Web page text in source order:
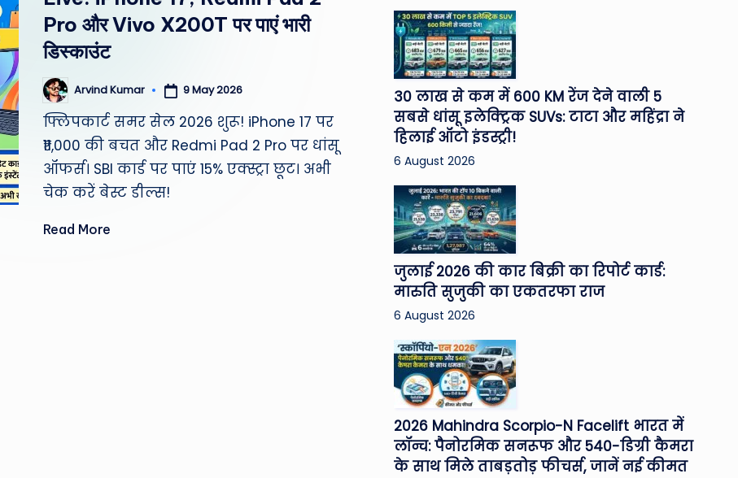
st
e
a
th
Pro और Vivo X200T पर पाएं भारी
डिस्काउंट
Posted
by
Arvind Kumar 9 May 2026
फ्लिपकार्ट समर सेल 2026 शुरू! iPhone 17 पर
₹11,000 की बचत और Redmi Pad 2 Pro पर धांसू
ऑफर्स। SBI कार्ड पर पाएं 15% एक्स्ट्रा छूट। अभी
चेक करें बेस्ट डील्स!
Read More
30 लाख से कम में 600 KM रेंज देने वाली 5
सबसे धांसू इलेक्ट्रिक SUVs: टाटा और महिंद्रा ने
हिलाई ऑटो इंडस्ट्री!
6 August 2026
जुलाई 2026 की कार बिक्री का रिपोर्ट कार्ड:
मारुति सुजुकी का एकतरफा राज
6 August 2026
2026 Mahindra Scorpio-N Facelift भारत में
लॉन्च: पैनोरमिक सनरूफ और 540-डिग्री कैमरा
के साथ मिले ताबड़तोड़ फीचर्स, जानें नई कीमत